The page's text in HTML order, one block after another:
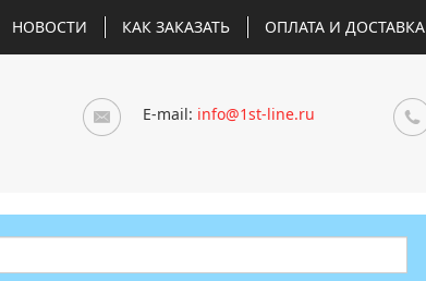
НОВОСТИ КАК ЗАКАЗАТЬ ОПЛАТА И ДОСТАВКА
E-mail: info@1st-line.ru